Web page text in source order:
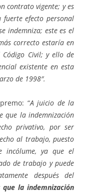
contrato vigente; y es
fuerte efecto personal
indemniza; este es el
correcto estaría en
Civil; y ello de
existente en esta
de 1998″.
“A juicio de la
que la indemnización
privativo, por ser
al trabajo, puesto
incólume, ya que el
de trabajo y puede
después del
la indemnización